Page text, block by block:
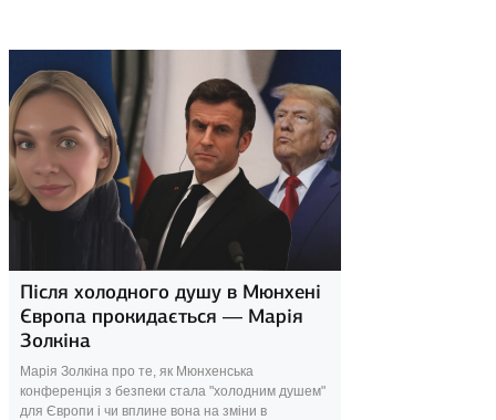
Після холодного душу в Мюнхені
Європа прокидається — Марія
Золкіна
Марія Золкіна про те, як Мюнхенська
конференція з безпеки стала "холодним душем"
для Європи і чи вплине вона на зміни в